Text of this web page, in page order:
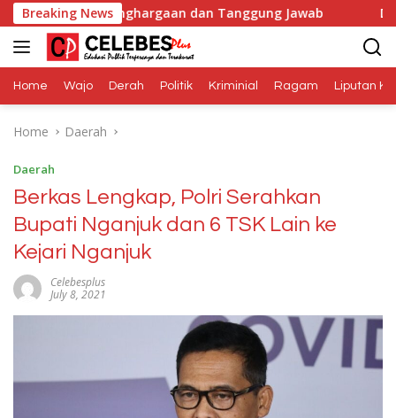
Skip
to
content
Breaking News
Penghargaan dan Tanggung Jawab Dana Media
Home Wajo Derah Politik Kriminial Ragam Liputan
Home Daerah
Daerah
Berkas Lengkap, Polri Serahkan
Bupati Nganjuk dan 6 TSK Lain ke
Kejari Nganjuk
Celebesplus
July 8, 2021